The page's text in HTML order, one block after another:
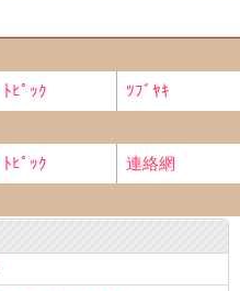
ﾄﾋﾟｯｸ
ﾂﾌﾞﾔｷ
ﾄﾋﾟｯｸ
連絡網